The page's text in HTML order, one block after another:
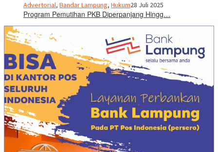
Advertorial, Bandar Lampung, Hukum28 Juli 2025
Program Pemutihan PKB Diperpanjang Hingg…